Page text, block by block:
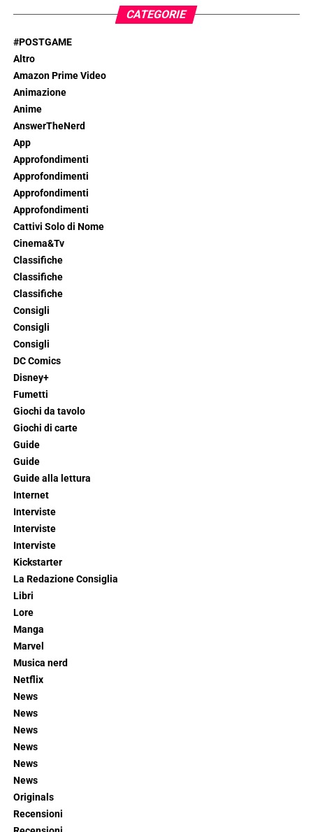
CATEGORIE
#POSTGAME
Altro
Amazon Prime Video
Animazione
Anime
AnswerTheNerd
App
Approfondimenti
Approfondimenti
Approfondimenti
Approfondimenti
Cattivi Solo di Nome
Cinema&Tv
Classifiche
Classifiche
Classifiche
Consigli
Consigli
Consigli
DC Comics
Disney+
Fumetti
Giochi da tavolo
Giochi di carte
Guide
Guide
Guide alla lettura
Internet
Interviste
Interviste
Interviste
Kickstarter
La Redazione Consiglia
Libri
Lore
Manga
Marvel
Musica nerd
Netflix
News
News
News
News
News
News
Originals
Recensioni